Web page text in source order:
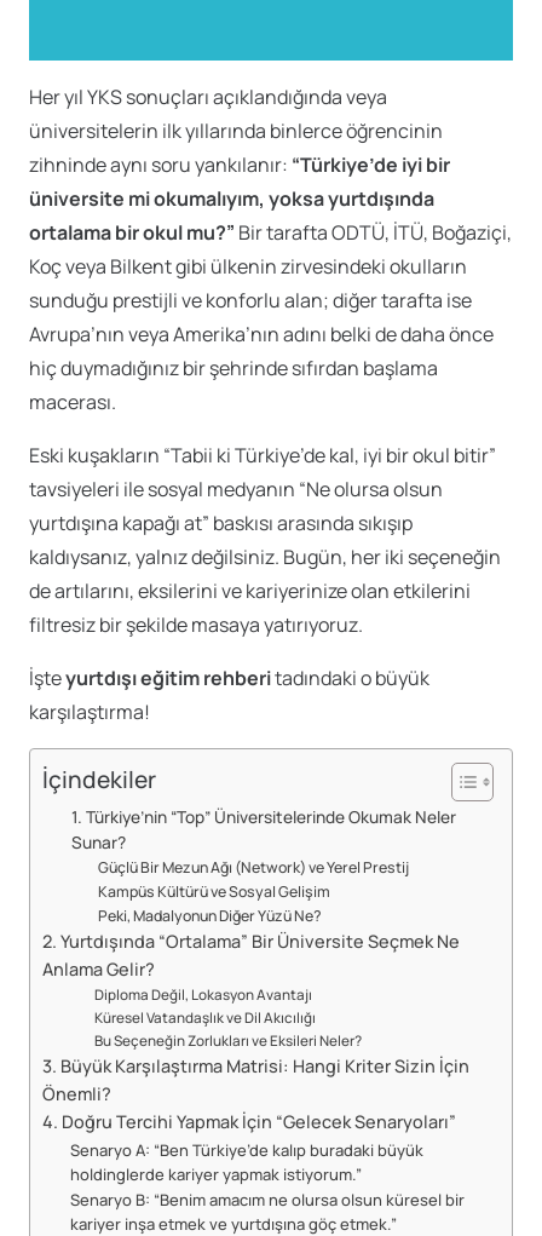
Her yıl YKS sonuçları açıklandığında veya
üniversitelerin ilk yıllarında binlerce öğrencinin
zihninde aynı soru yankılanır: “Türkiye’de iyi bir
üniversite mi okumalıyım, yoksa yurtdışında
ortalama bir okul mu?” Bir tarafta ODTÜ, İTÜ, Boğaziçi,
Koç veya Bilkent gibi ülkenin zirvesindeki okulların
sunduğu prestijli ve konforlu alan; diğer tarafta ise
Avrupa’nın veya Amerika’nın adını belki de daha önce
hiç duymadığınız bir şehrinde sıfırdan başlama
macerası.
Eski kuşakların “Tabii ki Türkiye’de kal, iyi bir okul bitir”
tavsiyeleri ile sosyal medyanın “Ne olursa olsun
yurtdışına kapağı at” baskısı arasında sıkışıp
kaldıysanız, yalnız değilsiniz. Bugün, her iki seçeneğin
de artılarını, eksilerini ve kariyerinize olan etkilerini
filtresiz bir şekilde masaya yatırıyoruz.
İşteyurtdışı eğitim rehberitadındaki o büyük
karşılaştırma!
İçindekiler
1. Türkiye’nin “Top” Üniversitelerinde Okumak Neler
Sunar?
Güçlü Bir Mezun Ağı (Network) ve Yerel Prestij
Kampüs Kültürü ve Sosyal Gelişim
Peki, Madalyonun Diğer Yüzü Ne?
2. Yurtdışında “Ortalama” Bir Üniversite Seçmek Ne
Anlama Gelir?
Diploma Değil, Lokasyon Avantajı
Küresel Vatandaşlık ve Dil Akıcılığı
Bu Seçeneğin Zorlukları ve Eksileri Neler?
3. Büyük Karşılaştırma Matrisi: Hangi Kriter Sizin İçin
Önemli?
4. Doğru Tercihi Yapmak İçin “Gelecek Senaryoları”
Senaryo A: “Ben Türkiye’de kalıp buradaki büyük
holdinglerde kariyer yapmak istiyorum.”
Senaryo B: “Benim amacım ne olursa olsun küresel bir
kariyer inşa etmek ve yurtdışına göç etmek.”